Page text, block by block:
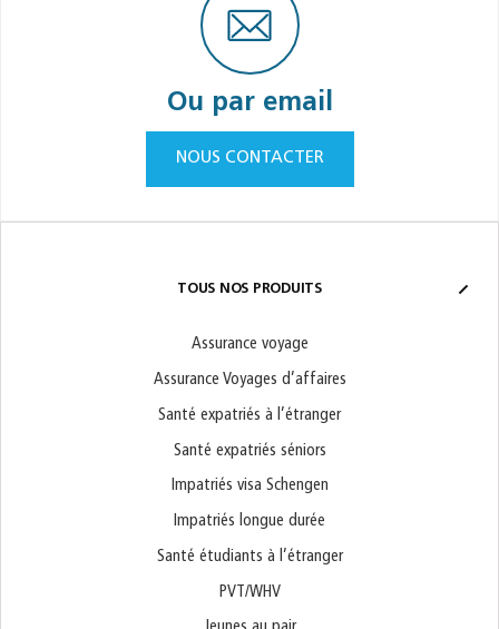
Ou par email
NOUS CONTACTER
TOUS NOS PRODUITS
Assurance voyage
Assurance Voyages d’affaires
Santé expatriés à l’étranger
Santé expatriés séniors
Impatriés visa Schengen
Impatriés longue durée
Santé étudiants à l’étranger
PVT/WHV